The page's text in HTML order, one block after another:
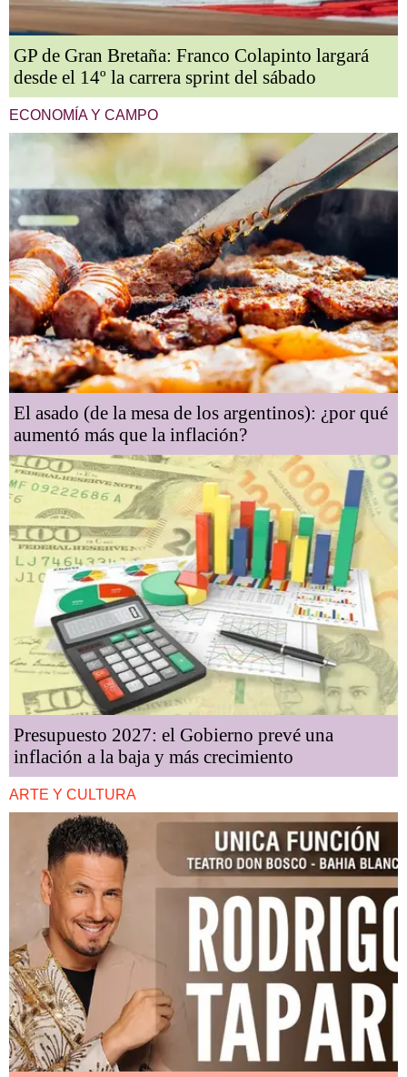
GP de Gran Bretaña: Franco Colapinto largará
desde el 14º la carrera sprint del sábado
ECONOMÍA Y CAMPO
El asado (de la mesa de los argentinos): ¿por qué
aumentó más que la inflación?
Presupuesto 2027: el Gobierno prevé una
inflación a la baja y más crecimiento
ARTE Y CULTURA